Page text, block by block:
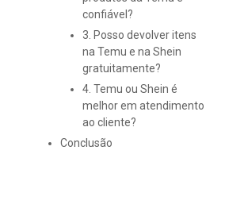
confiável?
3. Posso devolver itens
na Temu e na Shein
gratuitamente?
4. Temu ou Shein é
melhor em atendimento
ao cliente?
Conclusão